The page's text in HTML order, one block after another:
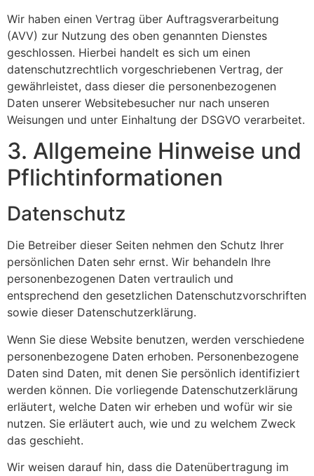
Wir haben einen Vertrag über Auftragsverarbeitung
(AVV) zur Nutzung des oben genannten Dienstes
geschlossen. Hierbei handelt es sich um einen
datenschutzrechtlich vorgeschriebenen Vertrag, der
gewährleistet, dass dieser die personenbezogenen
Daten unserer Websitebesucher nur nach unseren
Weisungen und unter Einhaltung der DSGVO verarbeitet.
3. Allgemeine Hinweise und
Pflicht­informationen
Datenschutz
Die Betreiber dieser Seiten nehmen den Schutz Ihrer
persönlichen Daten sehr ernst. Wir behandeln Ihre
personenbezogenen Daten vertraulich und
entsprechend den gesetzlichen Datenschutzvorschriften
sowie dieser Datenschutzerklärung.
Wenn Sie diese Website benutzen, werden verschiedene
personenbezogene Daten erhoben. Personenbezogene
Daten sind Daten, mit denen Sie persönlich identifiziert
werden können. Die vorliegende Datenschutzerklärung
erläutert, welche Daten wir erheben und wofür wir sie
nutzen. Sie erläutert auch, wie und zu welchem Zweck
das geschieht.
Wir weisen darauf hin, dass die Datenübertragung im